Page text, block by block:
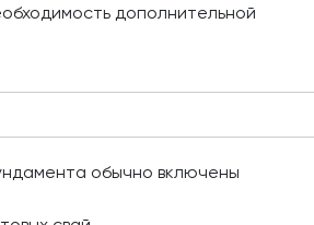
дополнительной
обычно включены